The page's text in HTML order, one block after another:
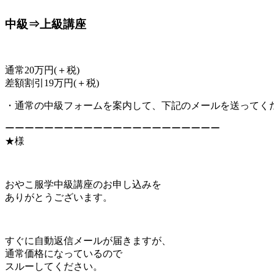
中級⇒上級講座
通常20万円(＋税)
差額割引19万円(＋税)
・通常の中級フォームを案内して、下記のメールを送ってく
ーーーーーーーーーーーーーーーーーーーーーー
★様
おやこ服学中級講座のお申し込みを
ありがとうございます。
すぐに自動返信メールが届きますが、
通常価格になっているので
スルーしてください。